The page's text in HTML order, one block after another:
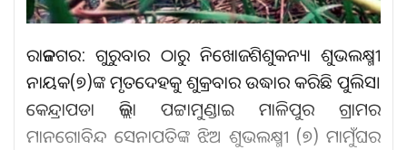
ରାଜନଗର: ଗୁରୁବାର ଠାରୁ ନିଖୋଜ ଶିଶୁକନ୍ୟା ଶୁଭଲକ୍ଷ୍ମୀ
ନାୟକ(୭)ଙ୍କ ମୃତଦେହକୁ ଶୁକ୍ରବାର ଉଦ୍ଧାର କରିଛି ପୁଲିସ।
କେନ୍ଦ୍ରାପଡା ଜିଲ୍ଲା ପଟ୍ଟାମୁଣ୍ଡାଇ ମାଳିପୁର ଗ୍ରାମର
ମାନଗୋବିନ୍ଦ ସେନାପତିଙ୍କ ଝିଅ ଶୁଭଲକ୍ଷ୍ମୀ (୭) ମାମୁଁଘର